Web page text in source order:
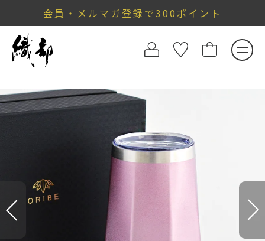
会員・メルマガ登録で300ポイント